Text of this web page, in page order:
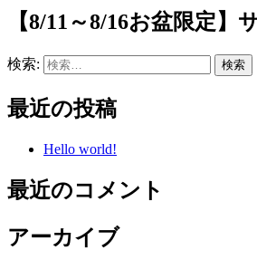
【8/11～8/16お盆限定
検索:
最近の投稿
Hello world!
最近のコメント
アーカイブ